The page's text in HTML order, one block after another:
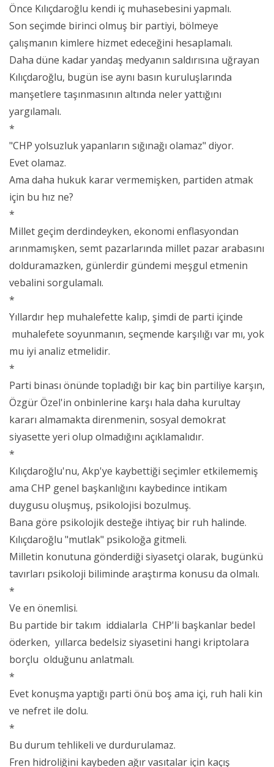
Önce Kılıçdaroğlu kendi iç muhasebesini yapmalı.
Son seçimde birinci olmuş bir partiyi, bölmeye
çalışmanın kimlere hizmet edeceğini hesaplamalı.
Daha düne kadar yandaş medyanın saldırısına uğrayan
Kılıçdaroğlu, bugün ise aynı basın kuruluşlarında
manşetlere taşınmasının altında neler yattığını
yargılamalı.
*
"CHP yolsuzluk yapanların sığınağı olamaz" diyor.
Evet olamaz.
Ama daha hukuk karar vermemişken, partiden atmak
için bu hız ne?
*
Millet geçim derdindeyken, ekonomi enflasyondan
arınmamışken, semt pazarlarında millet pazar arabasını
dolduramazken, günlerdir gündemi meşgul etmenin
vebalini sorgulamalı.
*
Yıllardır hep muhalefette kalıp, şimdi de parti içinde
muhalefete soyunmanın, seçmende karşılığı var mı, yok
mu iyi analiz etmelidir.
*
Parti binası önünde topladığı bir kaç bin partiliye karşın,
Özgür Özel'in onbinlerine karşı hala daha kurultay
kararı almamakta direnmenin, sosyal demokrat
siyasette yeri olup olmadığını açıklamalıdır.
*
Kılıçdaroğlu'nu, Akp'ye kaybettiği seçimler etkilememiş
ama CHP genel başkanlığını kaybedince intikam
duygusu oluşmuş, psikolojisi bozulmuş.
Bana göre psikolojik desteğe ihtiyaç bir ruh halinde.
Kılıçdaroğlu "mutlak" psikoloğa gitmeli.
Milletin konutuna gönderdiği siyasetçi olarak, bugünkü
tavırları psikoloji biliminde araştırma konusu da olmalı.
*
Ve en önemlisi.
Bu partide bir takım iddialarla CHP'li başkanlar bedel
öderken, yıllarca bedelsiz siyasetini hangi kriptolara
borçlu olduğunu anlatmalı.
*
Evet konuşma yaptığı parti önü boş ama içi, ruh hali kin
ve nefret ile dolu.
*
Bu durum tehlikeli ve durdurulamaz.
Fren hidroliğini kaybeden ağır vasıtalar için kaçış